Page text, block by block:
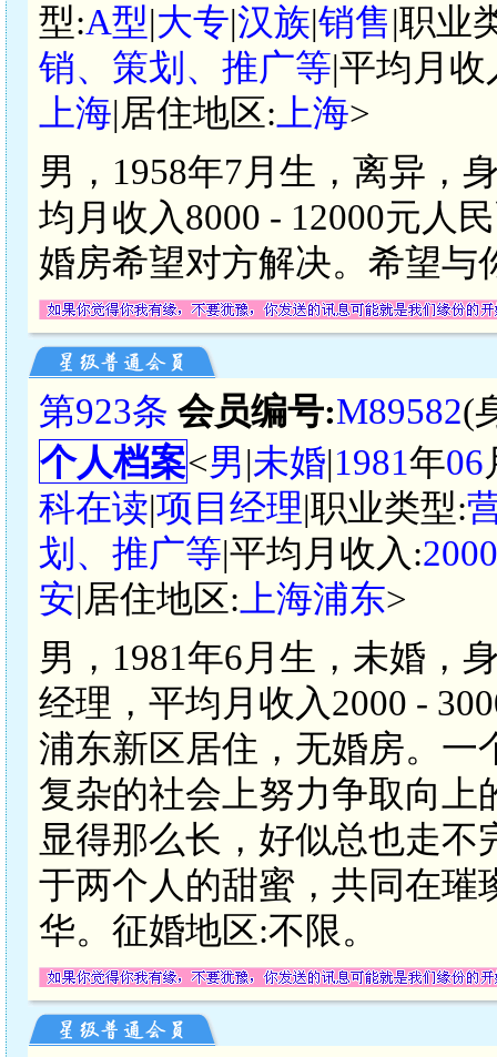
型:A型|大专|汉族|销售|职业
销、策划、推广等|平均月收
上海|居住地区: 上海>
男，1958年7月生，离异，
均月收入8000 - 12000元人
婚房希望对方解决。希望与
第923条 会员编号:M89582(
个人档案<男|未婚|1981年06
科在读|项目经理|职业类型:
划、推广等|平均月收入:
安|居住地区: 上海浦东>
男，1981年6月生，未婚，
经理，平均月收入2000 -
浦东新区居住，无婚房。一
复杂的社会上努力争取向上
显得那么长，好似总也走
于两个人的甜蜜，共同在璀
华。征婚地区:不限。